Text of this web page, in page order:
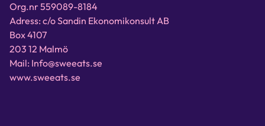
Org.nr 559089-8184
Adress: c/o Sandin Ekonomikonsult AB
Box 4107
203 12 Malmö
Mail: Info@sweeats.se
www.sweeats.se